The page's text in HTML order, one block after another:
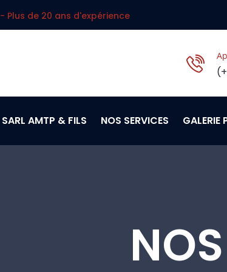
- Plus de 20 ans d'expérience
SARL AMTP & FILS NOS SERVICES GALERIE